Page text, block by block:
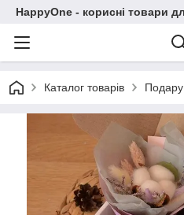
HappyOne - корисні товари
Каталог товарів